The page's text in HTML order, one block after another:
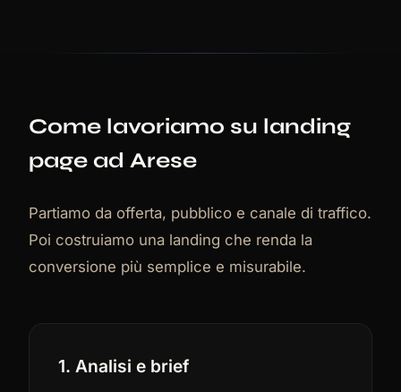
Come lavoriamo su landing
page ad Arese
Partiamo da offerta, pubblico e canale di traffico.
Poi costruiamo una landing che renda la
conversione più semplice e misurabile.
1. Analisi e brief